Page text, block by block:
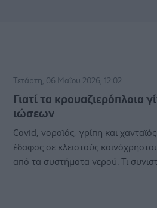
Τετάρτη, 06 Μαΐου 2026, 12:02
Γιατί τα κρουαζιερόπλοια
ιώσεων
Covid, νοροϊός, γρίπη και
έδαφος σε κλειστούς
από τα συστήματα νερού. Τι